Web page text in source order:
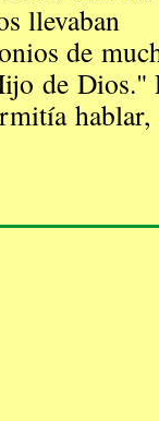
llevaban
de
de Dios."